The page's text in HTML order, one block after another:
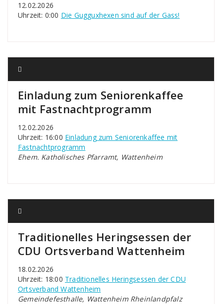
12.02.2026
Uhrzeit: 0:00 Die Gugguxhexen sind auf der Gass!
Einladung zum Seniorenkaffee
mit Fastnachtprogramm
12.02.2026
Uhrzeit: 16:00 Einladung zum Seniorenkaffee mit
Fastnachtprogramm
Ehem. Katholisches Pfarramt, Wattenheim
Traditionelles Heringsessen der
CDU Ortsverband Wattenheim
18.02.2026
Uhrzeit: 18:00 Traditionelles Heringsessen der CDU
Ortsverband Wattenheim
Gemeindefesthalle, Wattenheim Rheinlandpfalz